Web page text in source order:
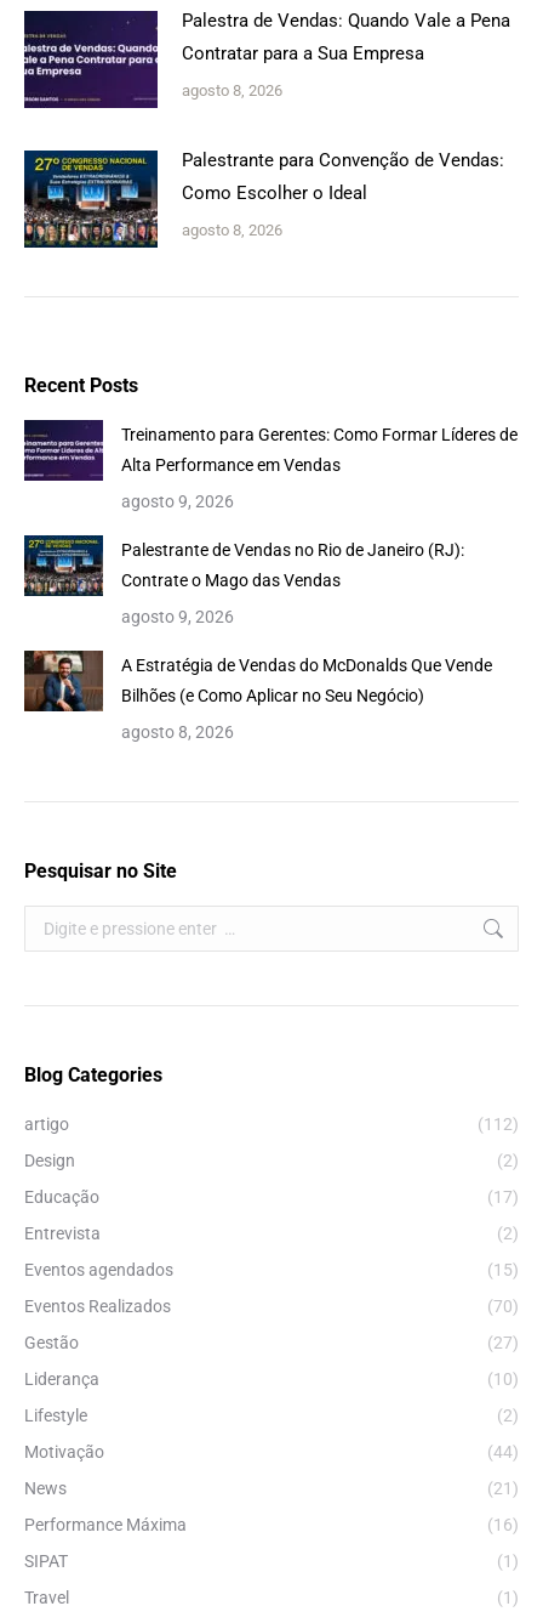
Palestra de Vendas: Quando Vale a Pena
Contratar para a Sua Empresa
agosto 8, 2026
Palestrante para Convenção de Vendas:
Como Escolher o Ideal
agosto 8, 2026
Recent Posts
Treinamento para Gerentes: Como Formar Líderes de
Alta Performance em Vendas
agosto 9, 2026
Palestrante de Vendas no Rio de Janeiro (RJ):
Contrate o Mago das Vendas
agosto 9, 2026
A Estratégia de Vendas do McDonalds Que Vende
Bilhões (e Como Aplicar no Seu Negócio)
agosto 8, 2026
Pesquisar no Site
Search:
Blog Categories
artigo
(112)
Design
(2)
Educação
(17)
Entrevista
(2)
Eventos agendados
(15)
Eventos Realizados
(70)
Gestão
(27)
Liderança
(10)
Lifestyle
(2)
Motivação
(44)
News
(21)
Performance Máxima
(16)
SIPAT
(1)
Travel
(1)